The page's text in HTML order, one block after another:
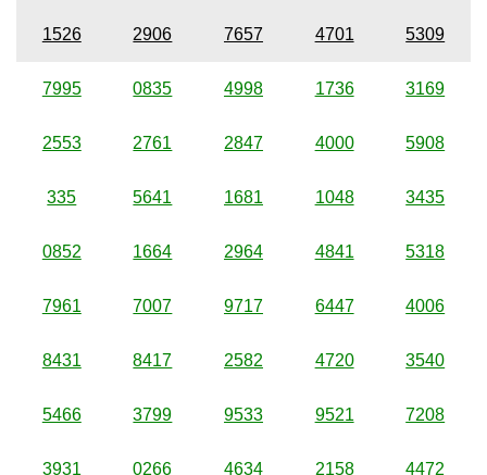
1526 2906 7657 4701 5309
7995 0835 4998 1736 3169
2553 2761 2847 4000 5908
335 5641 1681 1048 3435
0852 1664 2964 4841 5318
7961 7007 9717 6447 4006
8431 8417 2582 4720 3540
5466 3799 9533 9521 7208
3931 0266 4634 2158 4472